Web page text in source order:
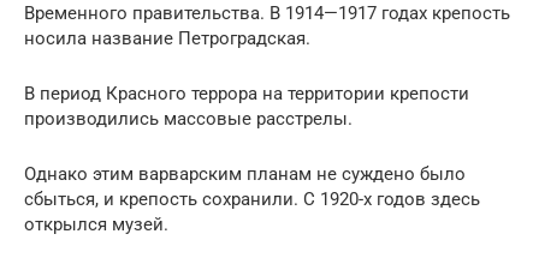
Временного правительства. В 1914—1917 годах крепость
носила название Петроградская.
В период Красного террора на территории крепости
производились массовые расстрелы.
Однако этим варварским планам не суждено было
сбыться, и крепость сохранили. С 1920-х годов здесь
открылся музей.